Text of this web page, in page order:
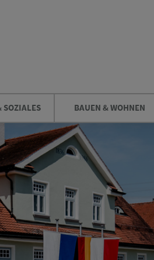
BAUEN & WOHNEN